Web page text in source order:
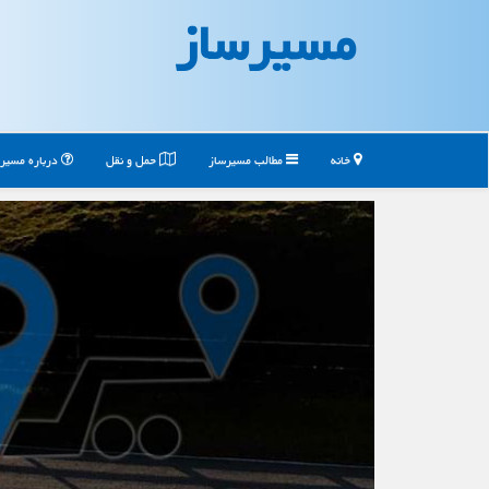
مسیرساز
خانه مطالب مسیرساز حمل و نقل درباره